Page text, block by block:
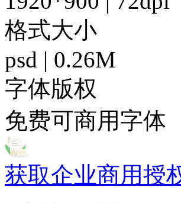
格式大小
psd | 0.26M
字体版权
免费可商用字体
获取企业商用授